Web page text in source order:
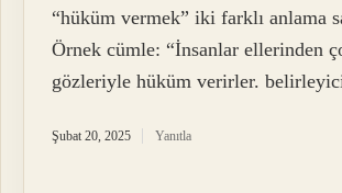
“hüküm vermek” iki farklı anlama
Örnek cümle: “İnsanlar ellerinden
gözleriyle hüküm verirler.
Şubat 20, 2025 Yanıtla